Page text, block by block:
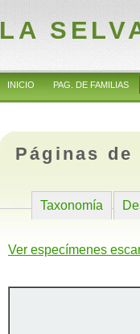
LA
INICIO PAG. DE FAMILIAS
Páginas
Taxonomía
Ver especímenes